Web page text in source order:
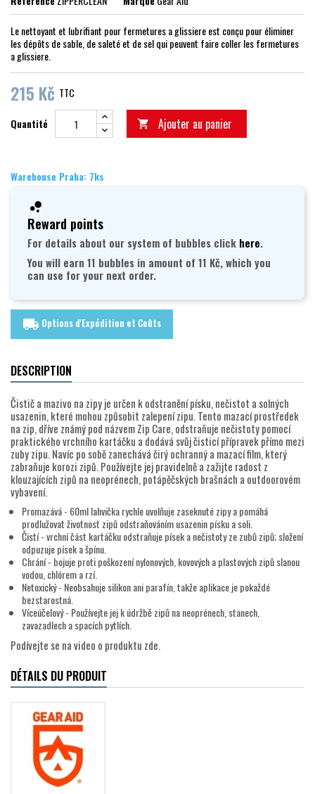
Le nettoyant et lubrifiant pour fermetures a glissiere est conçu pour éliminer
les dépôts de sable, de saleté et de sel qui peuvent faire coller les fermetures
a glissiere.
215 Kč TTC
Quantité  Ajouter au panier
Warehouse Praha: 7ks
Reward points
For details about our system of bubbles click here.
You will earn 11 bubbles in amount of 11 Kč, which you
can use for your next order.
local_shipping Options d'Expédition et Coûts
DESCRIPTION
Čistič a mazivo na zipy je určen k odstranění písku, nečistot a solných
usazenin, které mohou způsobit zalepení zipu. Tento mazací prostředek
na zip, dříve známý pod názvem Zip Care, odstraňuje nečistoty pomocí
praktického vrchního kartáčku a dodává svůj čisticí přípravek přímo mezi
zuby zipu. Navíc po sobě zanechává čirý ochranný a mazací film, který
zabraňuje korozi zipů. Používejte jej pravidelně a zažijte radost z
klouzajících zipů na neoprénech, potápěčských brašnách a outdoorovém
vybavení.
Promazává - 60ml lahvička rychle uvolňuje zaseknuté zipy a pomáhá
prodlužovat životnost zipů odstraňováním usazenin písku a soli.
Čistí - vrchní část kartáčku odstraňuje písek a nečistoty ze zubů zipů; složení
odpuzuje písek a špínu.
Chrání - bojuje proti poškození nylonových, kovových a plastových zipů slanou
vodou, chlórem a rzí.
Netoxický - Neobsahuje silikon ani parafín, takže aplikace je pokaždé
bezstarostná.
Víceúčelový - Používejte jej k údržbě zipů na neoprénech, stanech,
zavazadlech a spacích pytlích.
Podívejte se na video o produktu zde.
DÉTAILS DU PRODUIT